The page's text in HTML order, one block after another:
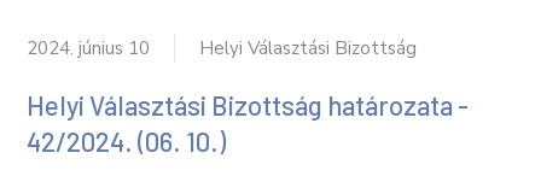
2024. június 10 Helyi Választási Bizottság
Helyi Választási Bizottság határozata -
42/2024. (06. 10.)